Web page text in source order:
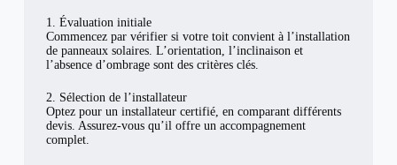
1. Évaluation initiale
Commencez par vérifier si votre toit convient à l’installation
de panneaux solaires. L’orientation, l’inclinaison et
l’absence d’ombrage sont des critères clés.
2. Sélection de l’installateur
Optez pour un installateur certifié, en comparant différents
devis. Assurez-vous qu’il offre un accompagnement
complet.